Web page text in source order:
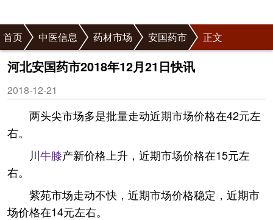
首页 中医信息 药材市场 安国药市 正文
河北安国药市2018年12月21日快讯
2018-12-21
两头尖市场多是批量走动近期市场价格在42元左
右。
川牛膝产新价格上升，近期市场价格在15元左
右。
紫苑市场走动不快，近期市场价格稳定，近期市
场价格在14元左右。